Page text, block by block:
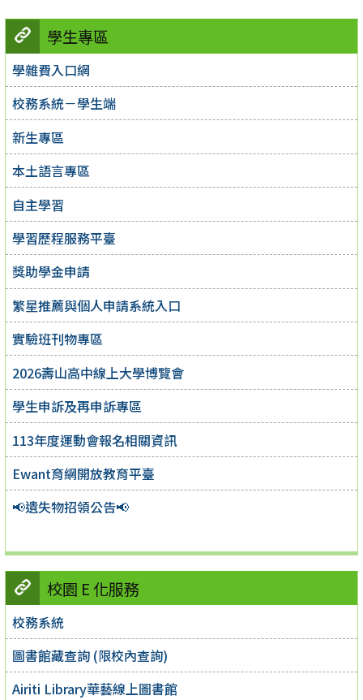
學生專區
學雜費入口網
校務系統－學生端
新生專區
本土語言專區
自主學習
學習歷程服務平臺
獎助學金申請
繁星推薦與個人申請系統入口
實驗班刊物專區
2026壽山高中線上大學博覽會
學生申訴及再申訴專區
113年度運動會報名相關資訊
Ewant育網開放教育平臺
📢遺失物招領公告📢
校園 E 化服務
校務系統
圖書館藏查詢 (限校內查詢)
Airiti Library華藝線上圖書館